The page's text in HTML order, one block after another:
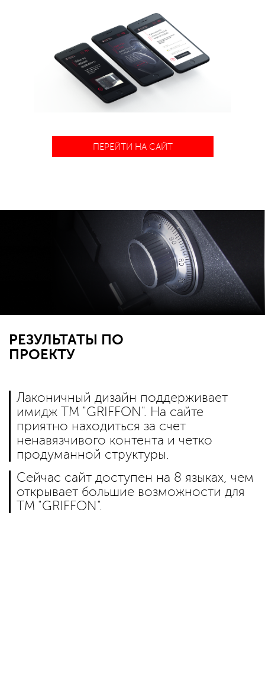
ПЕРЕЙТИ НА САЙТ
РЕЗУЛЬТАТЫ ПО
ПРОЕКТУ
Лаконичный дизайн поддерживает
имидж ТМ "GRIFFON". На сайте
приятно находиться за счет
ненавязчивого контента и четко
продуманной структуры.
Сейчас сайт доступен на 8 языках, чем
открывает большие возможности для
ТМ "GRIFFON".